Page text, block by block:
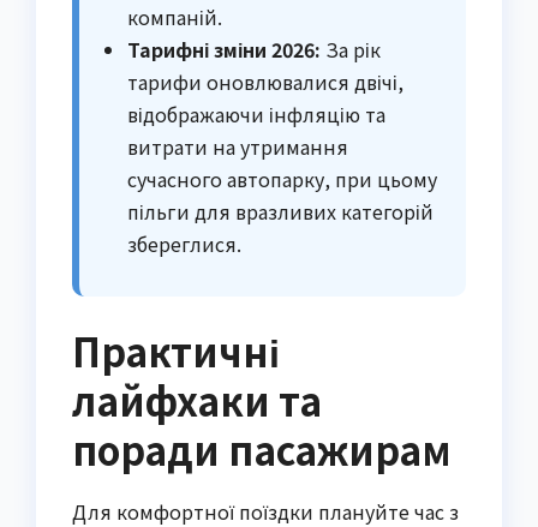
компаній.
Тарифні зміни 2026: За рік
тарифи оновлювалися двічі,
відображаючи інфляцію та
витрати на утримання
сучасного автопарку, при цьому
пільги для вразливих категорій
збереглися.
Практичні
лайфхаки та
поради пасажирам
Для комфортної поїздки плануйте час з